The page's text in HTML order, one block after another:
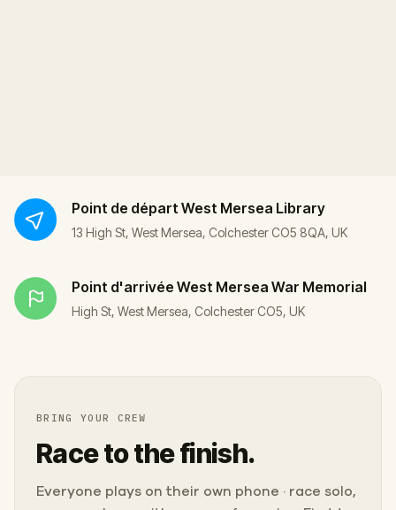
Point de départ West Mersea Library
13 High St, West Mersea, Colchester CO5 8QA, UK
Point d'arrivée West Mersea War Memorial
High St, West Mersea, Colchester CO5, UK
BRING YOUR CREW
Race to the finish.
Everyone plays on their own phone · race solo,